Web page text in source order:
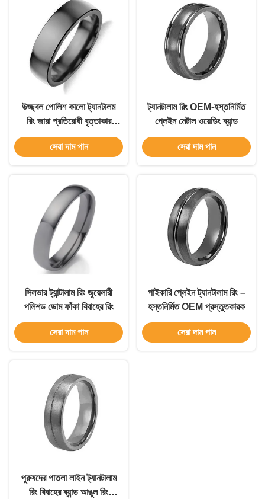
উজ্জ্বল পোলিশ কালো ট্যানটালম
রিং জারা প্রতিরোধী বৃত্তাকার
জুয়েলারী রিং
সেরা দাম পান
ট্যানটালাম রিং OEM-হস্তনির্মিত
প্লেইন মেটাল ওয়েডিং ব্যান্ড
সেরা দাম পান
সিলভার ট্যান্টালাম রিং জুয়েলারী
পলিশড ডোম ফাঁকা বিবাহের রিং
সেরা দাম পান
পাইকারি প্লেইন ট্যানটালাম রিং –
হস্তনির্মিত OEM প্রস্তুতকারক
সেরা দাম পান
পুরুষদের পাতলা লাইন ট্যানটালাম
রিং বিবাহের ব্যান্ড আঙুল রিং